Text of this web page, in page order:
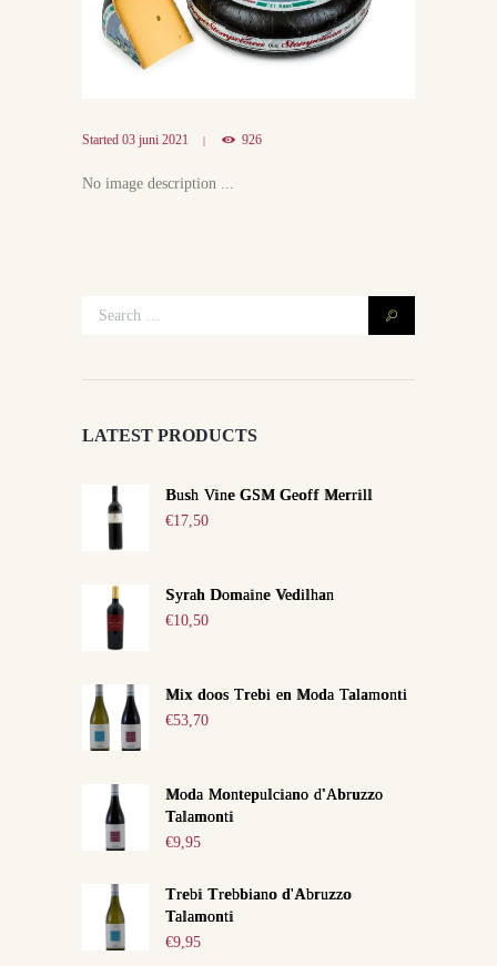
Started 03 juni 2021 926
No image description ...
LATEST PRODUCTS
Bush Vine GSM Geoff Merrill
€17,50
Syrah Domaine Vedilhan
€10,50
Mix doos Trebi en Moda Talamonti
€53,70
Moda Montepulciano d'Abruzzo
Talamonti
€9,95
Trebi Trebbiano d'Abruzzo
Talamonti
€9,95